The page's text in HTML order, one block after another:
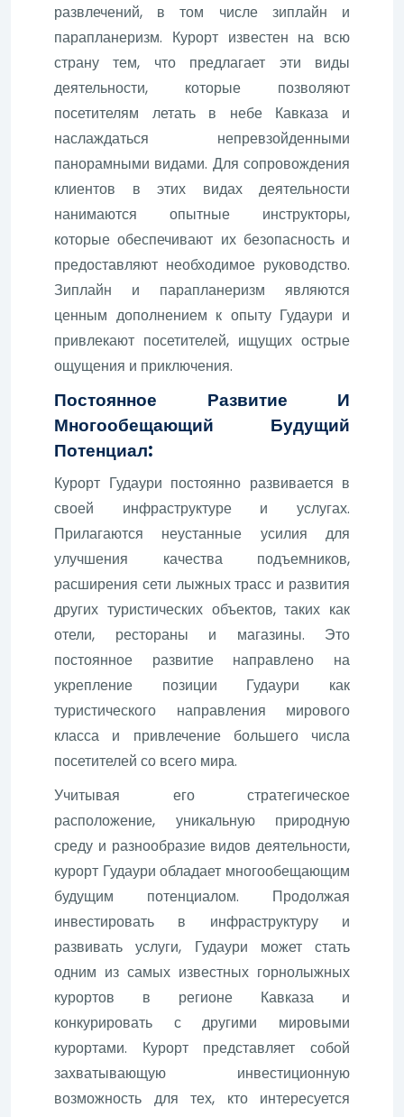
развлечений, в том числе зиплайн и
парапланеризм. Курорт известен на всю
страну тем, что предлагает эти виды
деятельности, которые позволяют
посетителям летать в небе Кавказа и
наслаждаться непревзойденными
панорамными видами. Для сопровождения
клиентов в этих видах деятельности
нанимаются опытные инструкторы,
которые обеспечивают их безопасность и
предоставляют необходимое руководство.
Зиплайн и парапланеризм являются
ценным дополнением к опыту Гудаури и
привлекают посетителей, ищущих острые
ощущения и приключения.
Постоянное Развитие И
Многообещающий Будущий
Потенциал:
Курорт Гудаури постоянно развивается в
своей инфраструктуре и услугах.
Прилагаются неустанные усилия для
улучшения качества подъемников,
расширения сети лыжных трасс и развития
других туристических объектов, таких как
отели, рестораны и магазины. Это
постоянное развитие направлено на
укрепление позиции Гудаури как
туристического направления мирового
класса и привлечение большего числа
посетителей со всего мира.
Учитывая его стратегическое
расположение, уникальную природную
среду и разнообразие видов деятельности,
курорт Гудаури обладает многообещающим
будущим потенциалом. Продолжая
инвестировать в инфраструктуру и
развивать услуги, Гудаури может стать
одним из самых известных горнолыжных
курортов в регионе Кавказа и
конкурировать с другими мировыми
курортами. Курорт представляет собой
захватывающую инвестиционную
возможность для тех, кто интересуется